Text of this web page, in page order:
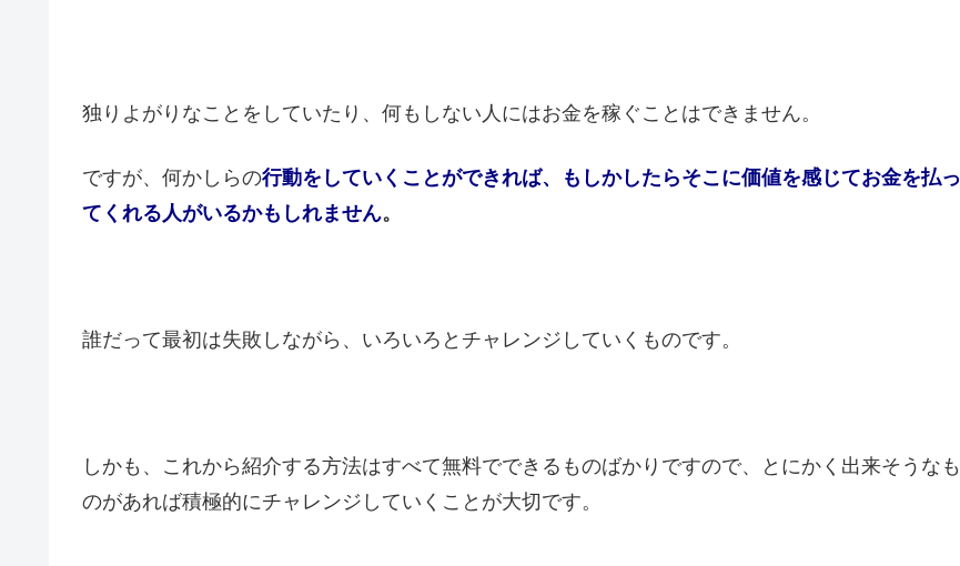
独りよがりなことをしていたり、何もしない人にはお金を稼ぐことはできません。
ですが、何かしらの行動をしていくことができれば、もしかしたらそこに価値を感じてお金を払っ
てくれる人がいるかもしれません。
誰だって最初は失敗しながら、いろいろとチャレンジしていくものです。
しかも、これから紹介する方法はすべて無料でできるものばかりですので、とにかく出来そうなも
のがあれば積極的にチャレンジしていくことが大切です。